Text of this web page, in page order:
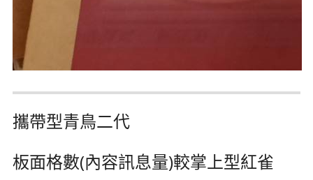
攜帶型青鳥二代
板面格數(內容訊息量)較掌上型紅雀